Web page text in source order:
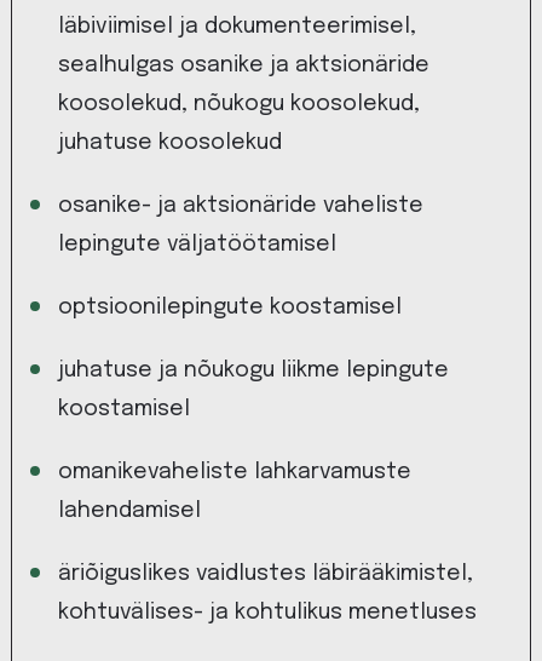
läbiviimisel ja dokumenteerimisel,
sealhulgas osanike ja aktsionäride
koosolekud, nõukogu koosolekud,
juhatuse koosolekud
osanike- ja aktsionäride vaheliste
lepingute väljatöötamisel
optsioonilepingute koostamisel
juhatuse ja nõukogu liikme lepingute
koostamisel
omanikevaheliste lahkarvamuste
lahendamisel
äriõiguslikes vaidlustes läbirääkimistel,
kohtuvälises- ja kohtulikus menetluses